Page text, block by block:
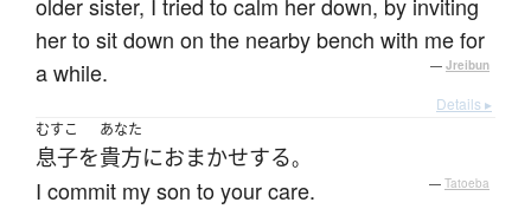
her to sit down on the nearby bench with me for
a while.
— Jreibun
Details ▸
むすこ
息子を
あなた
貴方におまかせする。
I commit my son to your care. — Tatoeba